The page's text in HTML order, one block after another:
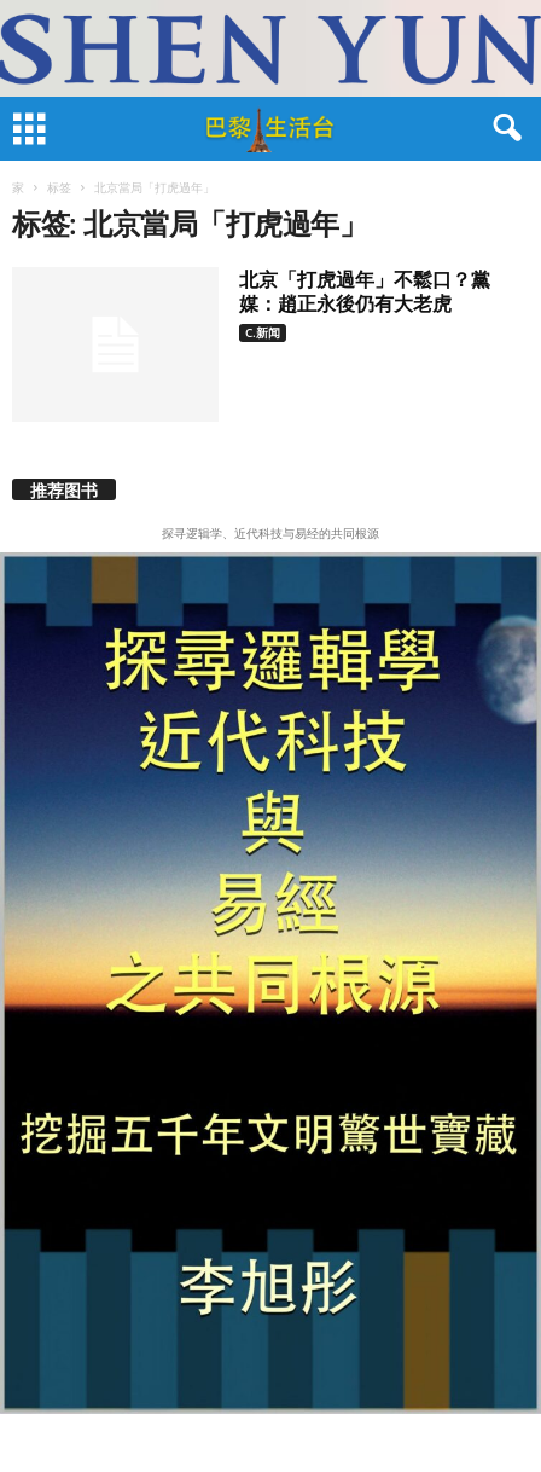
家 标签 北京當局「打虎過年」
标签: 北京當局「打虎過年」
北京「打虎過年」不鬆口？黨
媒：趙正永後仍有大老虎
C.新闻
推荐图书
探寻逻辑学、近代科技与易经的共同根源